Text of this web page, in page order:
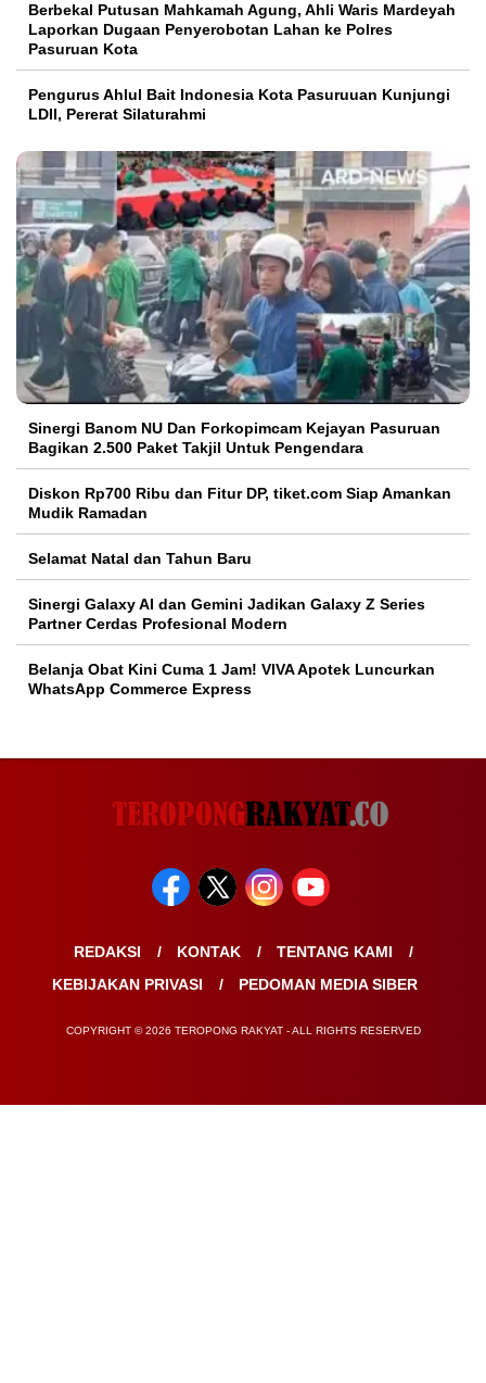
Berbekal Putusan Mahkamah Agung, Ahli Waris Mardeyah
Laporkan Dugaan Penyerobotan Lahan ke Polres
Pasuruan Kota
Pengurus Ahlul Bait Indonesia Kota Pasuruuan Kunjungi
LDII, Pererat Silaturahmi
Sinergi Banom NU Dan Forkopimcam Kejayan Pasuruan
Bagikan 2.500 Paket Takjil Untuk Pengendara
Diskon Rp700 Ribu dan Fitur DP, tiket.com Siap Amankan
Mudik Ramadan
Selamat Natal dan Tahun Baru
Sinergi Galaxy AI dan Gemini Jadikan Galaxy Z Series
Partner Cerdas Profesional Modern
Belanja Obat Kini Cuma 1 Jam! VIVA Apotek Luncurkan
WhatsApp Commerce Express
REDAKSI KONTAK
TENTANG KAMI
KEBIJAKAN PRIVASI
PEDOMAN MEDIA SIBER
COPYRIGHT © 2026 TEROPONG RAKYAT - ALL RIGHTS RESERVED